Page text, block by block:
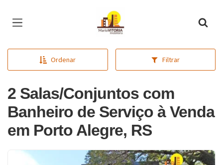
Página inicial
Ordenar Filtrar
2 Salas/Conjuntos com
Banheiro de Serviço à Venda
em Porto Alegre, RS